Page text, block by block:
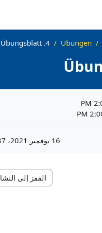
Übungen
4. Übungsblatt
16 نوفمبر 2021، 3:37 PM
القفز إلى النشاط